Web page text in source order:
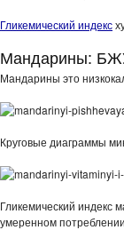
Гликемический индекс
Мандарины:
Мандарины это
Круговые диаграммы
Гликемический индекс
умеренном